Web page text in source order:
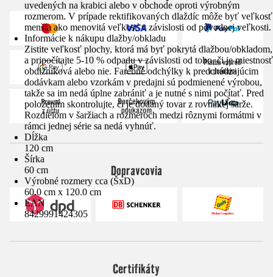
uvedených na krabici alebo v obchode oproti výrobným
rozmerom. V prípade rektifikovaných dlaždíc môže byť veľkosť
menšia ako menovitá veľkosť v závislosti od pôvodnej veľkosti.
Informácie k nákupu dlažby/obkladu
Zistite veľkosť plochy, ktorá má byť pokrytá dlažbou/obkladom,
a pripočítajte 5-10 % odpadu v závislosti od toho, či je miestnosť
obdĺžniková alebo nie. Farebné odchýlky k predchádzajúcim
dodávkam alebo vzorkám v predajni sú podmienené výrobou,
takže sa im nedá úplne zabrániť a je nutné s nimi počítať. Pred
položením skontrolujte, či je dodaný tovar z rovnakej šarže.
Rozdielom v šaržiach a rozmeroch medzi rôznymi formátmi v
rámci jednej série sa nedá vyhnúť.
Dĺžka
120 cm
Šírka
60 cm
Výrobné rozmery cca (ŠxD)
60.0 cm x 120.0 cm
EAN
8429991424305
Dopravcovia
Certifikáty